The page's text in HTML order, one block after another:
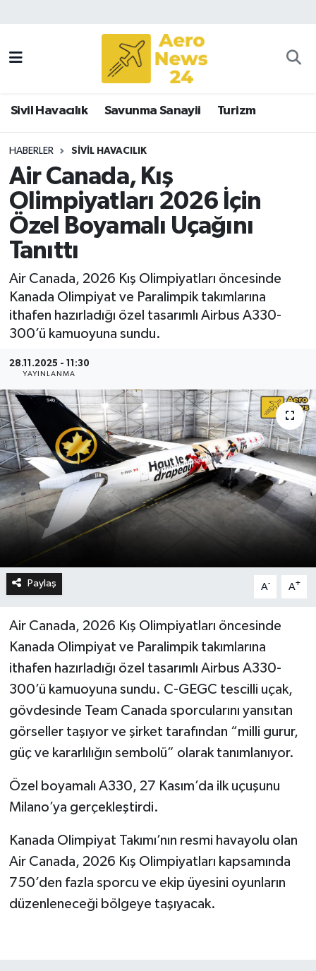
Sivil Havacılık Savunma Sanayii Turizm
HABERLER SIVIL HAVACILIK
Air Canada, Kış
Olimpiyatları 2026 İçin
Özel Boyamalı Uçağını
Tanıttı
Air Canada, 2026 Kış Olimpiyatları öncesinde
Kanada Olimpiyat ve Paralimpik takımlarına
ithafen hazırladığı özel tasarımlı Airbus A330-
300’ü kamuoyuna sundu.
28.11.2025 - 11:30
YAYINLANMA
Paylaş A- A+
Air Canada, 2026 Kış Olimpiyatları öncesinde
Kanada Olimpiyat ve Paralimpik takımlarına
ithafen hazırladığı özel tasarımlı Airbus A330-
300’ü kamuoyuna sundu. C-GEGC tescilli uçak,
gövdesinde Team Canada sporcularını yansıtan
görseller taşıyor ve şirket tarafından “milli gurur,
güç ve kararlılığın sembolü” olarak tanımlanıyor.
Özel boyamalı A330, 27 Kasım’da ilk uçuşunu
Milano’ya gerçekleştirdi.
Kanada Olimpiyat Takımı’nın resmi havayolu olan
Air Canada, 2026 Kış Olimpiyatları kapsamında
750’den fazla sporcu ve ekip üyesini oyunların
düzenleneceği bölgeye taşıyacak.